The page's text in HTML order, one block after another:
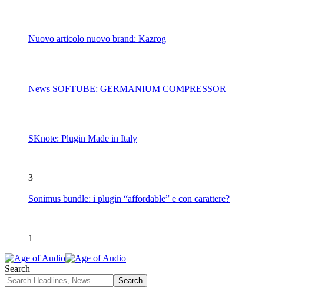
Nuovo articolo nuovo brand: Kazrog
News SOFTUBE: GERMANIUM COMPRESSOR
SKnote: Plugin Made in Italy
3
Sonimus bundle: i plugin “affordable” e con carattere?
1
Search